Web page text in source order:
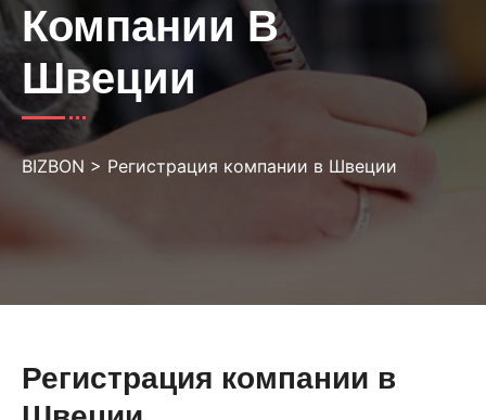
Компании В
Швеции
BIZBON > Регистрация компании в Швеции
Регистрация компании в